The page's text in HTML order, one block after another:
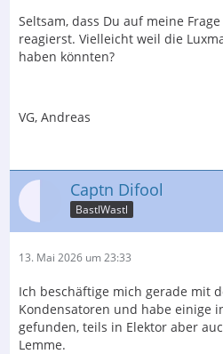
Seltsam, dass Du auf meine
reagierst. Vielleicht weil die
haben könnten?
VG, Andreas
Captn Difool
BastlWastl
13. Mai 2026 um 23:33
Ich beschäftige mich gerade mit
Kondensatoren und habe einige
gefunden, teils in Elektor aber
Lemme.